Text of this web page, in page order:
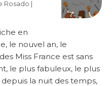
Rosado Catégories
Catégories
en
le nouvel an, le
Miss France est sans
le plus fabuleux, le plus
la nuit des temps,